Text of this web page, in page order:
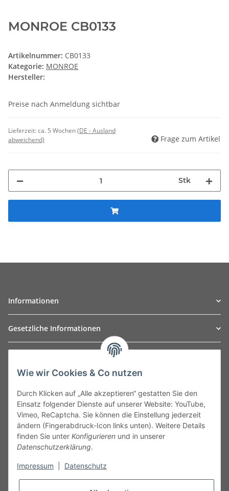
MONROE CB0133
Artikelnummer: CB0133
Kategorie: MONROE
Hersteller:
Preise nach Anmeldung sichtbar
Lieferzeit:ca. 5 Wochen(DE - Ausland
abweichend)
Frage zum Artikel
Stk
Informationen
Gesetzliche Informationen
Leibnizstraße 2a
Germany
Phone:+49 40 5287270
Fax:+49 40 5281050
Email:sales@tow-automotive.de
Wie wir Cookies & Co nutzen
Durch Klicken auf „Alle akzeptieren“ gestatten Sie den
Einsatz folgender Dienste auf unserer Website: YouTube,
Vimeo, ReCaptcha. Sie können die Einstellung jederzeit
ändern (Fingerabdruck-Icon links unten). Weitere Details
finden Sie unter Konfigurieren und in unserer
Datenschutzerklärung.
Impressum Datenschutz